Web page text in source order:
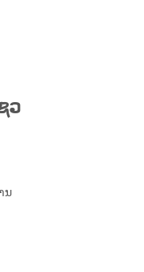
ວ
ນ